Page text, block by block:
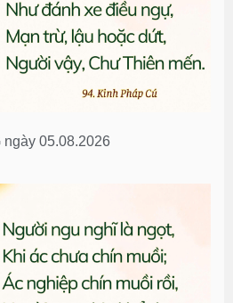
05.08.2026